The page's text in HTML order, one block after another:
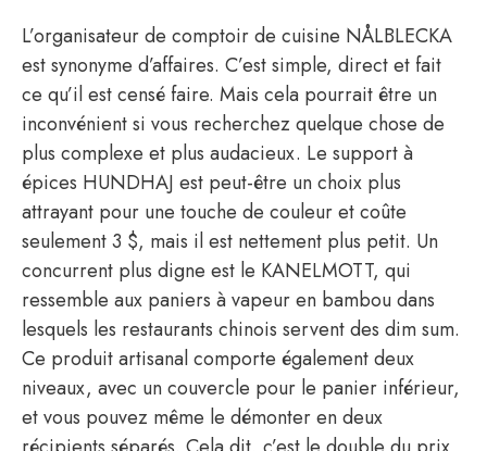
L’organisateur de comptoir de cuisine NÅLBLECKA
est synonyme d’affaires. C’est simple, direct et fait
ce qu’il est censé faire. Mais cela pourrait être un
inconvénient si vous recherchez quelque chose de
plus complexe et plus audacieux. Le support à
épices HUNDHAJ est peut-être un choix plus
attrayant pour une touche de couleur et coûte
seulement 3 $, mais il est nettement plus petit. Un
concurrent plus digne est le KANELMOTT, qui
ressemble aux paniers à vapeur en bambou dans
lesquels les restaurants chinois servent des dim sum.
Ce produit artisanal comporte également deux
niveaux, avec un couvercle pour le panier inférieur,
et vous pouvez même le démonter en deux